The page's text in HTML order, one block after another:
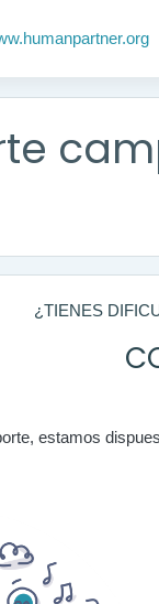
¿TIENES
estamos